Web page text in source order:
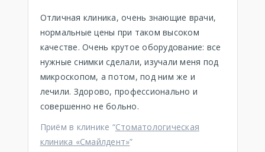
Отличная клиника, очень знающие врачи,
нормальные цены при таком высоком
качестве. Очень крутое оборудование: все
нужные снимки сделали, изучали меня под
микроскопом, а потом, под ним же и
лечили. Здорово, профессионально и
совершенно не больно.
Приём в клинике “Стоматологическая
клиника «Смайлдент»”